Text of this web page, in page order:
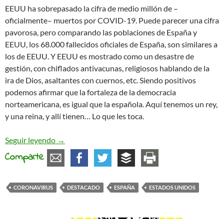
EEUU ha sobrepasado la cifra de medio millón de –
oficialmente– muertos por COVID-19. Puede parecer una cifra
pavorosa, pero comparando las poblaciones de España y
EEUU, los 68.000 fallecidos oficiales de España, son similares a
los de EEUU. Y EEUU es mostrado como un desastre de
gestión, con chiflados antivacunas, religiosos hablando de la
ira de Dios, asaltantes con cuernos, etc. Siendo positivos
podemos afirmar que la fortaleza de la democracia
norteamericana, es igual que la española. Aquí tenemos un rey,
y una reina, y allí tienen… Lo que les toca.
Seguir leyendo Una buena gestión de la muerte
→
Comparte
CORONAVIRUS DESTACADO ESPAÑA ESTADOS UNIDOS